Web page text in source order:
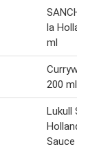
la
ml
200 ml
Lukull
Sauce